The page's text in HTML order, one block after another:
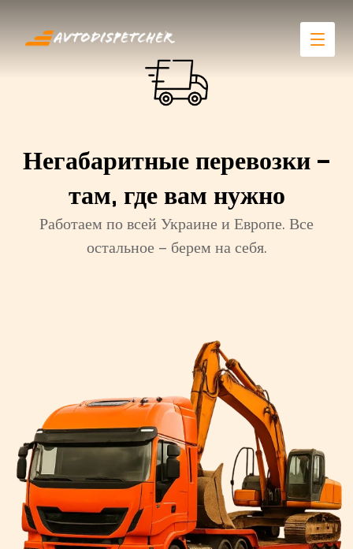
Негабаритные перевозки –
там, где вам нужно
Работаем по всей Украине и Европе. Все
остальное – берем на себя.